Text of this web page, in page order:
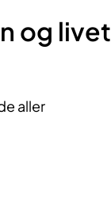
og livet
aller